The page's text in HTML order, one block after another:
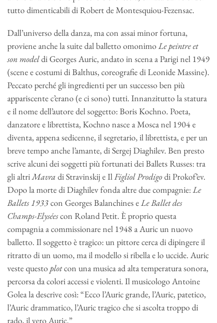
tutto dimenticabili di Robert de Montesquiou-Fezensac.
Dall’universo della danza, ma con assai minor fortuna,
proviene anche la suite dal balletto omonimoLe peintre et
son modeldi Georges Auric, andato in scena a Parigi nel 1949
(scene e costumi di Balthus, coreografie di Leonide Massine).
Peccato perché gli ingredienti per un successo ben più
appariscente c’erano (e ci sono) tutti. Innanzitutto la statura
e il nome dell’autore del soggetto: Boris Kochno. Poeta,
danzatore e librettista, Kochno nasce a Mosca nel 1904 e
diventa, appena sedicenne, il segretario, il librettista, e per un
breve tempo anche l’amante, di Sergej Diaghilev. Ben presto
scrive alcuni dei soggetti più fortunati dei Ballets Russes: tra
gli altriMavra di Stravinskij e IlFigliol Prodigodi Prokof’ev.
Dopo la morte di Diaghilev fonda altre due compagnie:Le
Ballets 1933con Georges Balanchines eLe Ballet des
Champs-Elyséescon Roland Petit. È proprio questa
compagnia a commissionare nel 1948 a Auric un nuovo
balletto. Il soggetto è tragico: un pittore cerca di dipingere il
ritratto di un uomo, ma il modello si ribella e lo uccide. Auric
veste questoplotcon una musica ad alta temperatura sonora,
percorsa da colori accessi e violenti. Il musicologo Antoine
Golea la descrive così: “Ecco l’Auric grande, l’Auric, patetico,
l’Auric drammatico, l’Auric tragico che si ascolta troppo di
rado, il vero Auric.”